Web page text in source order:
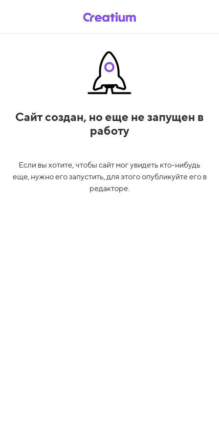
Сайт создан, но еще не запущен в
работу
Если вы хотите, чтобы сайт мог увидеть кто-нибудь
еще, нужно его запустить, для этого опубликуйте его в
редакторе.